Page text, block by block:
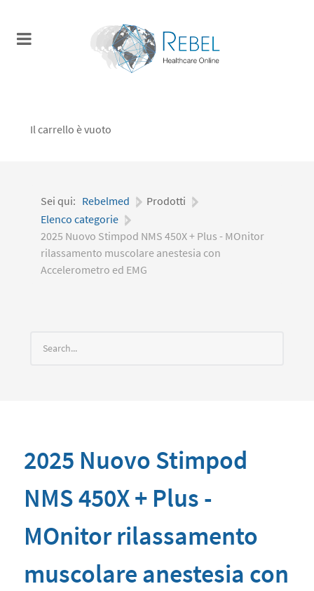
Il carrello è vuoto
Sei qui: Rebelmed | Prodotti |
Elenco categorie |
2025 Nuovo Stimpod NMS 450X + Plus - MOnitor
rilassamento muscolare anestesia con
Accelerometro ed EMG
2025 Nuovo Stimpod
NMS 450X + Plus -
MOnitor rilassamento
muscolare anestesia con